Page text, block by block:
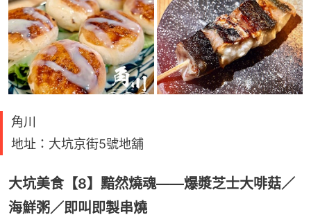
角川
地址：大坑京街5號地舖
大坑美食【8】黯然燒魂——爆漿芝士大啡菇／
海鮮粥／即叫即製串燒